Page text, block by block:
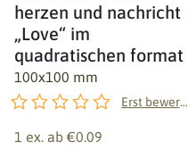
herzen und nachricht
„Love“ im
quadratischen format
100x100 mm
Erst bewerten!
1 ex. ab €0.09